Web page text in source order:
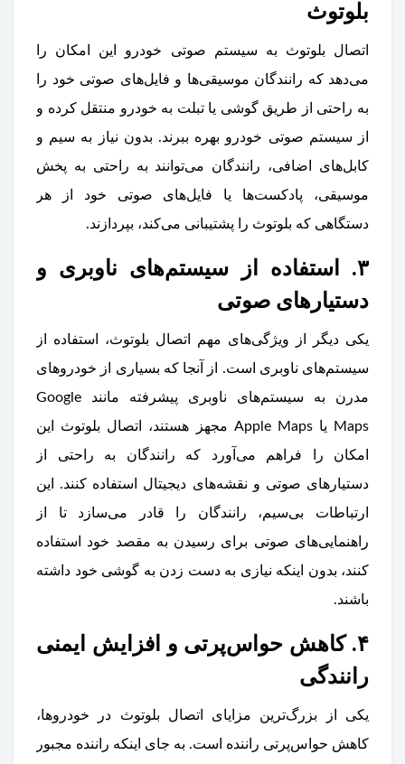
بلوتوث
اتصال بلوتوث به سیستم صوتی خودرو این امکان را
می‌دهد که رانندگان موسیقی‌ها و فایل‌های صوتی خود را
به راحتی از طریق گوشی یا تبلت به خودرو منتقل کرده و
از سیستم صوتی خودرو بهره ببرند. بدون نیاز به سیم و
کابل‌های اضافی، رانندگان می‌توانند به راحتی به پخش
موسیقی، پادکست‌ها یا فایل‌های صوتی خود از هر
دستگاهی که بلوتوث را پشتیبانی می‌کند، بپردازند.
۳. استفاده از سیستم‌های ناوبری و
دستیارهای صوتی
یکی دیگر از ویژگی‌های مهم اتصال بلوتوث، استفاده از
سیستم‌های ناوبری است. از آنجا که بسیاری از خودروهای
مدرن به سیستم‌های ناوبری پیشرفته مانند Google
Maps یا Apple Maps مجهز هستند، اتصال بلوتوث این
امکان را فراهم می‌آورد که رانندگان به راحتی از
دستیارهای صوتی و نقشه‌های دیجیتال استفاده کنند. این
ارتباطات بی‌سیم، رانندگان را قادر می‌سازد تا از
راهنمایی‌های صوتی برای رسیدن به مقصد خود استفاده
کنند، بدون اینکه نیازی به دست زدن به گوشی خود داشته
باشند.
۴. کاهش حواس‌پرتی و افزایش ایمنی
رانندگی
یکی از بزرگ‌ترین مزایای اتصال بلوتوث در خودروها،
کاهش حواس‌پرتی راننده است. به جای اینکه راننده مجبور